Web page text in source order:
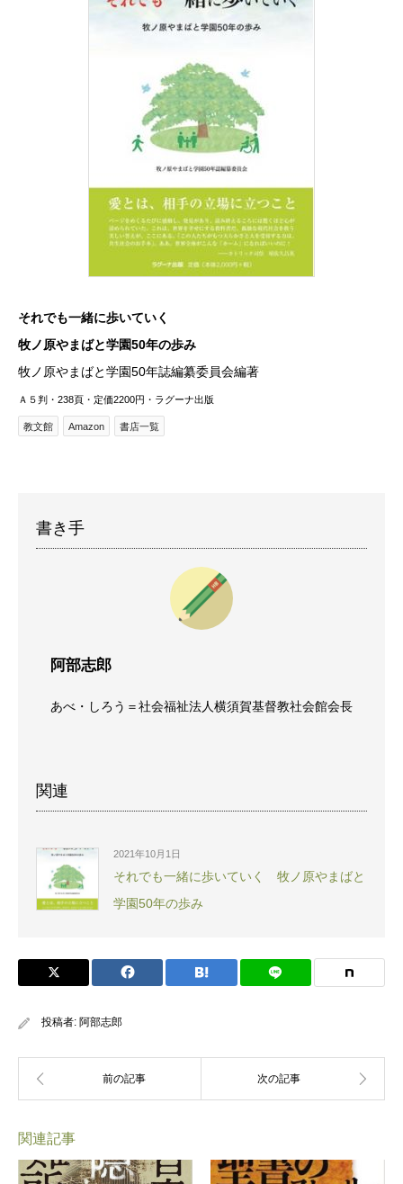
それでも一緒に歩いていく
牧ノ原やまばと学園50年の歩み
牧ノ原やまばと学園50年誌編纂委員会編著
Ａ５判・238頁・定価2200円・ラグーナ出版
教文館 Amazon 書店一覧
書き手
阿部志郎
あべ・しろう＝社会福祉法人横須賀基督教社会館会長
関連
2021年10月1日
それでも一緒に歩いていく 牧ノ原やまばと
学園50年の歩み
投稿者: 阿部志郎
関連記事